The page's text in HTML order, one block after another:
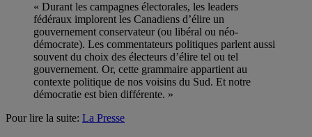
« Durant les campagnes électorales, les leaders
fédéraux implorent les Canadiens d’élire un
gouvernement conservateur (ou libéral ou néo-
démocrate). Les commentateurs politiques parlent aussi
souvent du choix des électeurs d’élire tel ou tel
gouvernement. Or, cette grammaire appartient au
contexte politique de nos voisins du Sud. Et notre
démocratie est bien différente. »
Pour lire la suite: La Presse